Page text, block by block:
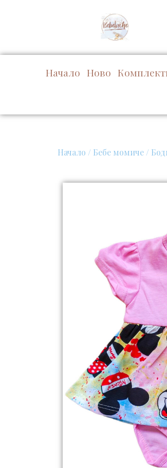
Начало Ново
Начало / Бебе момиче /